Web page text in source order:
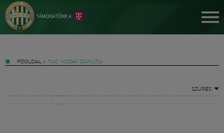
FŐOLDAL » TAG: KOZÁK DANUTA
SZŰRÉS